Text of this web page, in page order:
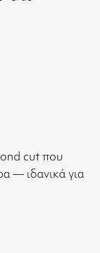
cut που
— ιδανικά για